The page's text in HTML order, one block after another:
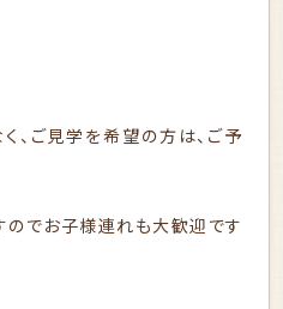
、ご見学を希望の方は、ご予
のでお子様連れも大歓迎です